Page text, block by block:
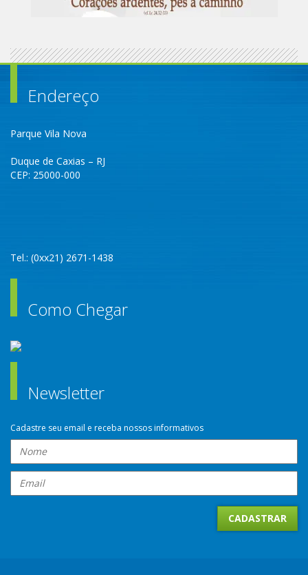
Endereço
Parque Vila Nova
Duque de Caxias – RJ
CEP: 25000-000
Tel.: (0xx21) 2671-1438
Como Chegar
Newsletter
Cadastre seu email e receba nossos informativos